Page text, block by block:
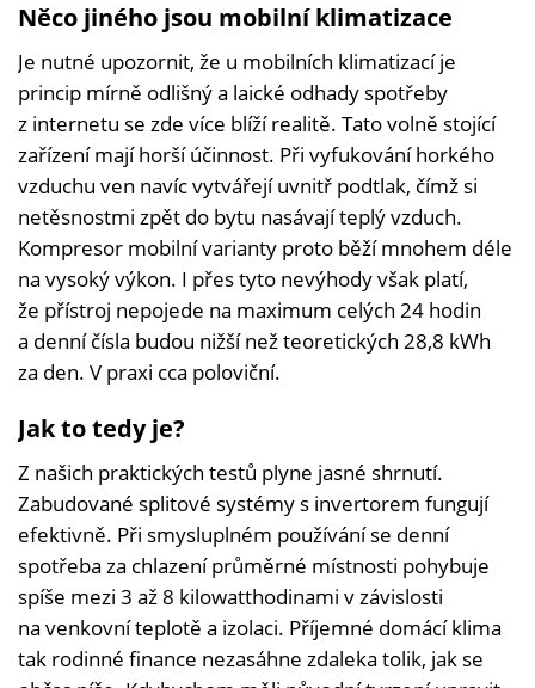
Něco jiného jsou mobilní klimatizace
Je nutné upozornit, že u mobilních klimatizací je
princip mírně odlišný a laické odhady spotřeby
z internetu se zde více blíží realitě. Tato volně stojící
zařízení mají horší účinnost. Při vyfukování horkého
vzduchu ven navíc vytvářejí uvnitř podtlak, čímž si
netěsnostmi zpět do bytu nasávají teplý vzduch.
Kompresor mobilní varianty proto běží mnohem déle
na vysoký výkon. I přes tyto nevýhody však platí,
že přístroj nepojede na maximum celých 24 hodin
a denní čísla budou nižší než teoretických 28,8 kWh
za den. V praxi cca poloviční.
Jak to tedy je?
Z našich praktických testů plyne jasné shrnutí.
Zabudované splitové systémy s invertorem fungují
efektivně. Při smysluplném používání se denní
spotřeba za chlazení průměrné místnosti pohybuje
spíše mezi 3 až 8 kilowatthodinami v závislosti
na venkovní teplotě a izolaci. Příjemné domácí klima
tak rodinné finance nezasáhne zdaleka tolik, jak se